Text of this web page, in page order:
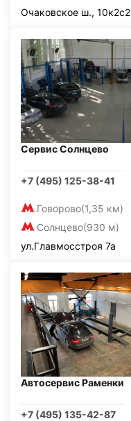
Очаковское ш., 10к2с2
Сервис Солнцево
+7 (495) 125-38-41
Говорово(1,35 км)
Солнцево(930 м)
ул.Главмосстроя 7а
Автосервис Раменки
+7 (495) 135-42-87